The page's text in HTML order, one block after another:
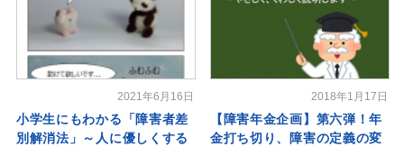
2021年6月16日
小学生にもわかる「障害者差
別解消法」～人に優しくする
2018年1月17日
【障害年金企画】第六弾！年
金打ち切り、障害の定義の変